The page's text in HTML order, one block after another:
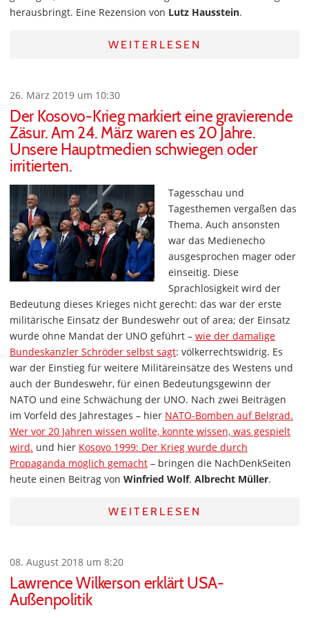
herausbringt. Eine Rezension von Lutz Hausstein.
WEITERLESEN
26. März 2019 um 10:30
Der Kosovo-Krieg markiert eine gravierende
Zäsur. Am 24. März waren es 20 Jahre.
Unsere Hauptmedien schwiegen oder
irritierten.
Tagesschau und
Tagesthemen vergaßen das
Thema. Auch ansonsten
war das Medienecho
ausgesprochen mager oder
einseitig. Diese
Sprachlosigkeit wird der
Bedeutung dieses Krieges nicht gerecht: das war der erste
militärische Einsatz der Bundeswehr out of area; der Einsatz
wurde ohne Mandat der UNO geführt – wie der damalige
Bundeskanzler Schröder selbst sagt: völkerrechtswidrig. Es
war der Einstieg für weitere Militäreinsätze des Westens und
auch der Bundeswehr, für einen Bedeutungsgewinn der
NATO und eine Schwächung der UNO. Nach zwei Beiträgen
im Vorfeld des Jahrestages – hier NATO-Bomben auf Belgrad.
Wer vor 20 Jahren wissen wollte, konnte wissen, was gespielt
wird. und hier Kosovo 1999: Der Krieg wurde durch
Propaganda möglich gemacht – bringen die NachDenkSeiten
heute einen Beitrag von Winfried Wolf. Albrecht Müller.
WEITERLESEN
08. August 2018 um 8:20
Lawrence Wilkerson erklärt USA-
Außenpolitik